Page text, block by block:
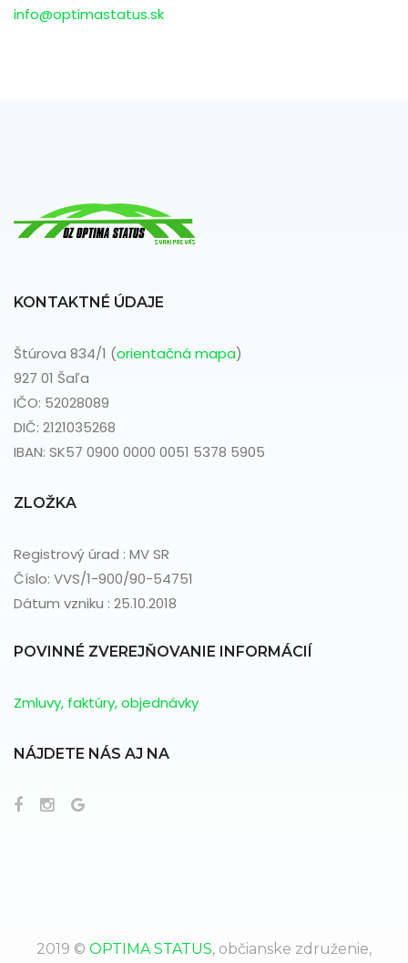
info@optimastatus.sk
KONTAKTNÉ ÚDAJE
Štúrova 834/1 (orientačná mapa)
927 01 Šaľa
IČO: 52028089
DIČ: 2121035268
IBAN: SK57 0900 0000 0051 5378 5905
ZLOŽKA
Registrový úrad : MV SR
Číslo: VVS/1-900/90-54751
Dátum vzniku : 25.10.2018
POVINNÉ ZVEREJŇOVANIE INFORMÁCIÍ
Zmluvy, faktúry, objednávky
NÁJDETE NÁS AJ NA
2019 © OPTIMA STATUS, občianske združenie,